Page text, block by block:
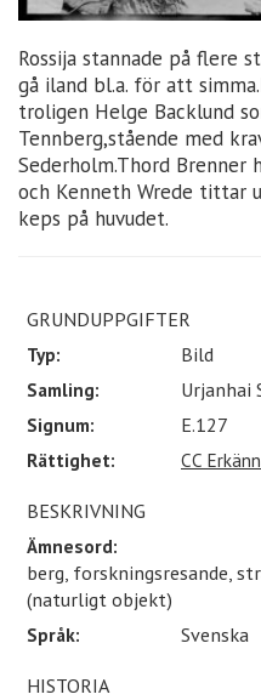
Rossija stannade på flere
gå iland bl.a. för att
troligen Helge Backlund
Tennberg,stående med
Sederholm.Thord
och Kenneth Wrede tittar
keps på huvudet.
GRUNDUPPGIFTER
Typ:
Bild
Samling:
Urjanhai
Signum:
E.127
Rättighet:
CC
BESKRIVNING
Ämnesord:
berg, forskningsresande,
(naturligt objekt)
Språk:
Svenska
HISTORIA